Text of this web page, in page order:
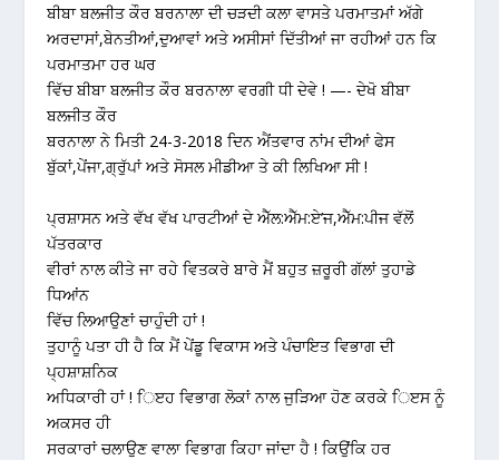
ਬੀਬਾ ਬਲਜੀਤ ਕੌਰ ਬਰਨਾਲਾ ਦੀ ਚੜਦੀ ਕਲਾ ਵਾਸਤੇ ਪਰਮਾਤਮਾਂ ਅੱਗੇ
ਅਰਦਾਸਾਂ,ਬੇਨਤੀਆਂ,ਦੁਆਵਾਂ ਅਤੇ ਅਸੀਸਾਂ ਦਿੱਤੀਆਂ ਜਾ ਰਹੀਆਂ ਹਨ ਕਿ
ਪਰਮਾਤਮਾ ਹਰ ਘਰ
ਵਿੱਚ ਬੀਬਾ ਬਲਜੀਤ ਕੌਰ ਬਰਨਾਲਾ ਵਰਗੀ ਧੀ ਦੇਵੇ ! —- ਦੇਖੋ ਬੀਬਾ
ਬਲਜੀਤ ਕੌਰ
ਬਰਨਾਲਾ ਨੇ ਮਿਤੀ 24-3-2018 ਦਿਨ ਐਂਤਵਾਰ ਨਾਂਮ ਦੀਆਂ ਫੇਸ
ਬੁੱਕਾਂ,ਪੇਂਜਾ,ਗ੍ਰੁੱਪਾਂ ਅਤੇ ਸੋਸਲ ਮੀਡੀਆ ਤੇ ਕੀ ਲਿਖਿਆ ਸੀ !
ਪ੍ਰਸ਼ਾਸਨ ਅਤੇ ਵੱਖ ਵੱਖ ਪਾਰਟੀਆਂ ਦੇ ਐੱਲ:ਐੱਮ:ਏ’ਜ,ਐੱਮ:ਪੀਜ ਵੱਲੋਂ
ਪੱਤਰਕਾਰ
ਵੀਰਾਂ ਨਾਲ ਕੀਤੇ ਜਾ ਰਹੇ ਵਿਤਕਰੇ ਬਾਰੇ ਮੈਂ ਬਹੁਤ ਜ਼ਰੂਰੀ ਗੱਲਾਂ ਤੁਹਾਡੇ
ਧਿਆਂਨ
ਵਿੱਚ ਲਿਆਉਣਾਂ ਚਾਹੁੰਦੀ ਹਾਂ !
ਤੁਹਾਨੂੰ ਪਤਾ ਹੀ ਹੈ ਕਿ ਮੈਂ ਪੇਂਡੂ ਵਿਕਾਸ ਅਤੇ ਪੰਚਾਇਤ ਵਿਭਾਗ ਦੀ
ਪ੍ਹਸ਼ਾਸ਼ਨਿਕ
ਅਧਿਕਾਰੀ ਹਾਂ ! ਿੲਹ ਵਿਭਾਗ ਲੋਕਾਂ ਨਾਲ ਜੁੜਿਆ ਹੋਣ ਕਰਕੇ ਿੲਸ ਨੂੰ
ਅਕਸਰ ਹੀ
ਸਰਕਾਰਾਂ ਚਲਾਉਣ ਵਾਲਾ ਵਿਭਾਗ ਕਿਹਾ ਜਾਂਦਾ ਹੈ ! ਕਿਉਂਕਿ ਹਰ